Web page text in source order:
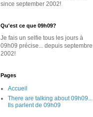
since september 2002!
Qu'est ce que 09h09?
Je fais un selfie tous les jours à
09h09 précise... depuis septembre
2002!
Pages
Accueil
There are talking about 09h09...
Ils parlent de 09h09